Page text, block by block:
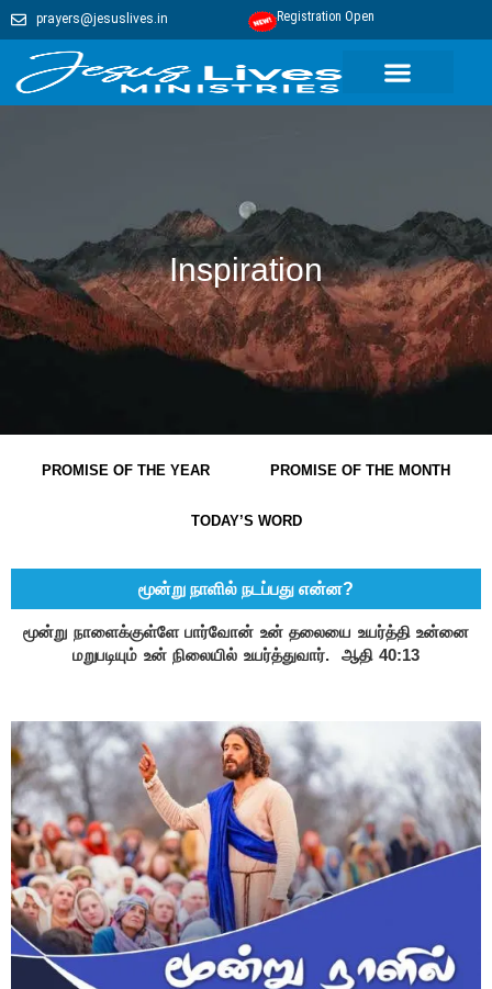
prayers@jesuslives.in Registration Open
Inspiration
PROMISE OF THE YEAR PROMISE OF THE MONTH
TODAY’S WORD
மூன்று நாளில் நடப்பது என்ன?
மூன்று நாளைக்குள்ளே பார்வோன் உன் தலையை உயர்த்தி உன்னை
மறுபடியும் உன் நிலையில் உயர்த்துவார். ஆதி 40:13